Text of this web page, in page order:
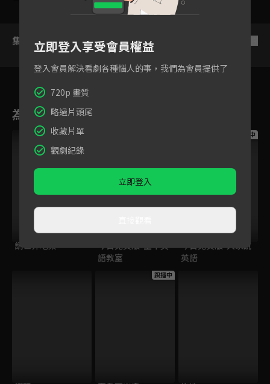
集數列表
為您推薦
跟播中
請世界吃桌
今日免費版-空中英
語教室
跟播中
今日免費版-大家說
英語
跟播中
立即登入享受會員權益
登入會員解決看劇各種惱人的事，我們為會員提供了
720p 畫質
略過片頭尾
收藏片單
觀劇紀錄
立即登入